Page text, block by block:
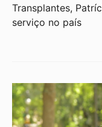
Transplantes,
serviço no país